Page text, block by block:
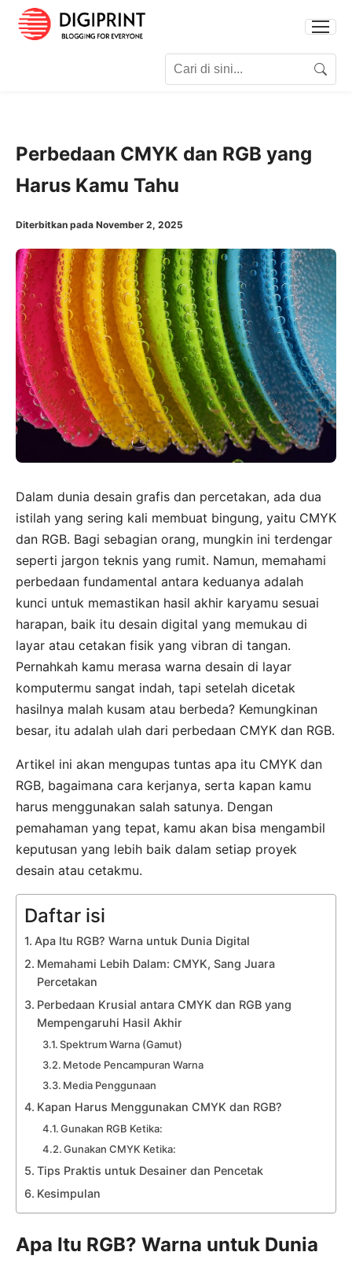
Search
Perbedaan CMYK dan RGB yang
Harus Kamu Tahu
Diterbitkan pada November 2, 2025
Dalam dunia desain grafis dan percetakan, ada dua
istilah yang sering kali membuat bingung, yaitu CMYK
dan RGB. Bagi sebagian orang, mungkin ini terdengar
seperti jargon teknis yang rumit. Namun, memahami
perbedaan fundamental antara keduanya adalah
kunci untuk memastikan hasil akhir karyamu sesuai
harapan, baik itu desain digital yang memukau di
layar atau cetakan fisik yang vibran di tangan.
Pernahkah kamu merasa warna desain di layar
komputermu sangat indah, tapi setelah dicetak
hasilnya malah kusam atau berbeda? Kemungkinan
besar, itu adalah ulah dari perbedaan CMYK dan RGB.
Artikel ini akan mengupas tuntas apa itu CMYK dan
RGB, bagaimana cara kerjanya, serta kapan kamu
harus menggunakan salah satunya. Dengan
pemahaman yang tepat, kamu akan bisa mengambil
keputusan yang lebih baik dalam setiap proyek
desain atau cetakmu.
Daftar isi
Apa Itu RGB? Warna untuk Dunia Digital
Memahami Lebih Dalam: CMYK, Sang Juara
Percetakan
Perbedaan Krusial antara CMYK dan RGB yang
Mempengaruhi Hasil Akhir
Spektrum Warna (Gamut)
Metode Pencampuran Warna
Media Penggunaan
Kapan Harus Menggunakan CMYK dan RGB?
Gunakan RGB Ketika:
Gunakan CMYK Ketika:
Tips Praktis untuk Desainer dan Pencetak
Kesimpulan
Apa Itu RGB? Warna untuk Dunia